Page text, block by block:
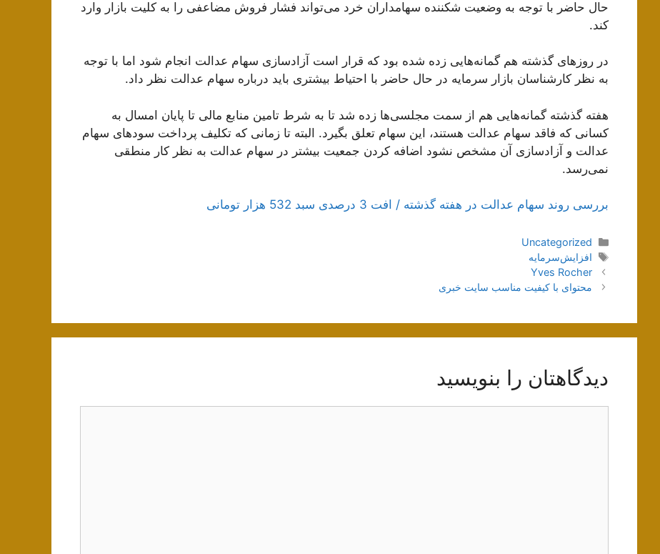
حال حاضر با توجه به وضعیت شکننده سهامداران خرد می‌تواند فشار فروش مضاعفی را به کلیت بازار وارد
کند.
در روزهای گذشته هم گمانه‌هایی زده شده بود که قرار است آزادسازی سهام عدالت انجام شود اما با توجه
به نظر کارشناسان بازار سرمایه در حال حاضر با احتیاط بیشتری باید درباره سهام عدالت نظر داد.
هفته گذشته گمانه‌هایی هم از سمت مجلسی‌ها زده شد تا به شرط تامین منابع مالی تا پایان امسال به
کسانی که فاقد سهام عدالت هستند، این سهام تعلق بگیرد. البته تا زمانی که تکلیف پرداخت سودهای سهام
عدالت و آزادسازی آن مشخص نشود اضافه کردن جمعیت بیشتر در سهام عدالت به نظر کار منطقی
نمی‌رسد.
بررسی روند سهام عدالت در هفته گذشته / افت 3 درصدی سبد 532 هزار تومانی
دسته‌ها
Uncategorized
برچسب‌ها
افزایش‌سرمایه
ناوبری
نوشته‌ها
Yves Rocher
محتوای با کیفیت مناسب سایت خبری
دیدگاهتان را بنویسید